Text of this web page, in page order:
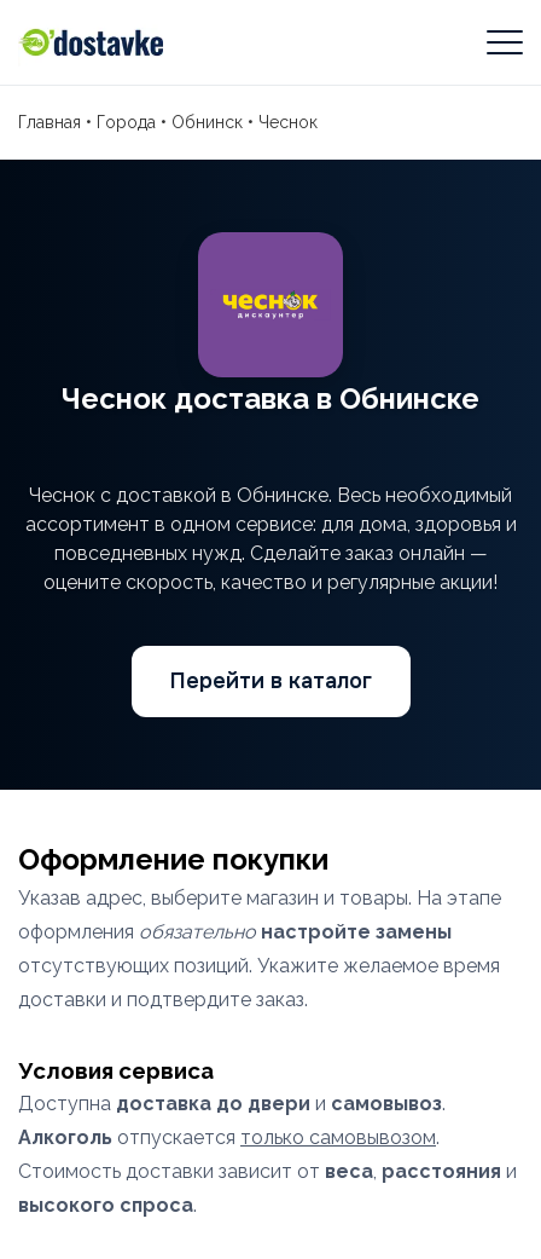
Главная • Города • Обнинск • Чеснок
Чеснок доставка в Обнинске
Чеснок с доставкой в Обнинске. Весь необходимый
ассортимент в одном сервисе: для дома, здоровья и
повседневных нужд. Сделайте заказ онлайн —
оцените скорость, качество и регулярные акции!
Перейти в каталог
Оформление покупки
Указав адрес, выберите магазин и товары. На этапе
оформления обязательно настройте замены
отсутствующих позиций. Укажите желаемое время
доставки и подтвердите заказ.
Условия сервиса
Доступна доставка до двери и самовывоз.
Алкоголь отпускается только самовывозом.
Стоимость доставки зависит от веса, расстояния и
высокого спроса.